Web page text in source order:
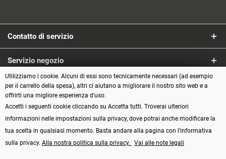
Contatto di servizio
Servizio negozio
Informazioni
Metodi di pagamento
Utilizziamo i cookie. Alcuni di essi sono tecnicamente necessari (ad esempio
per il carrello della spesa), altri ci aiutano a migliorare il nostro sito web e a
offrirti una migliore esperienza d'uso.
Accetti i seguenti cookie cliccando su Accetta tutti. Troverai ulteriori
informazioni nelle impostazioni sulla privacy, dove potrai anche modificare la
tua scelta in qualsiasi momento. Basta andare alla pagina con l'informativa
sulla privacy. Alla nostra politica sulla privacy. Vai alle note legali